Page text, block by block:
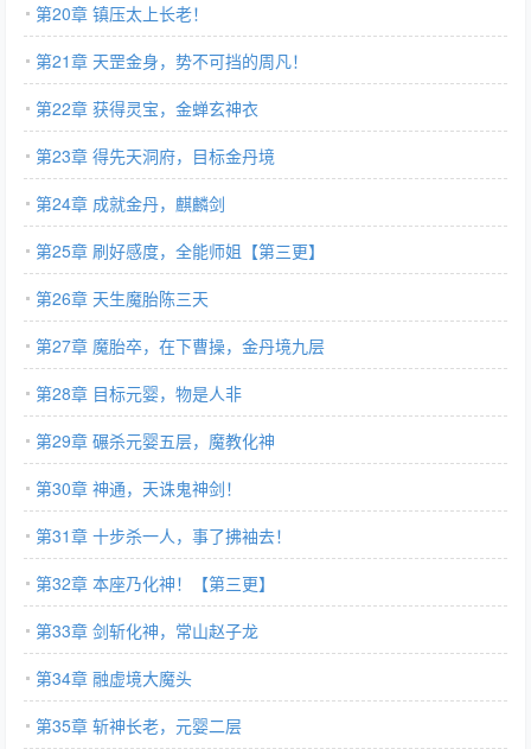
第20章 镇压太上长老！
第21章 天罡金身，势不可挡的周凡！
第22章 获得灵宝，金蝉玄神衣
第23章 得先天洞府，目标金丹境
第24章 成就金丹，麒麟剑
第25章 刷好感度，全能师姐【第三更】
第26章 天生魔胎陈三天
第27章 魔胎卒，在下曹操，金丹境九层
第28章 目标元婴，物是人非
第29章 碾杀元婴五层，魔教化神
第30章 神通，天诛鬼神剑！
第31章 十步杀一人，事了拂袖去！
第32章 本座乃化神！【第三更】
第33章 剑斩化神，常山赵子龙
第34章 融虚境大魔头
第35章 斩神长老，元婴二层